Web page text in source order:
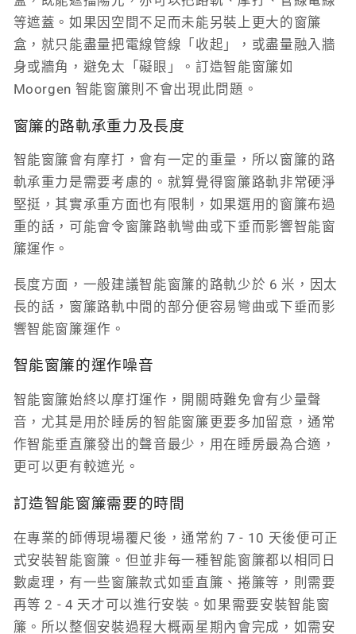
等遮蓋。如果因空間不足而未能另裝上更大的窗簾
盒，就只能盡量把電線管線「收起」，或盡量融入牆
身或牆角，避免太「礙眼」。訂造智能窗簾如
Moorgen 智能窗簾則不會出現此問題。
窗簾的路軌承重力及長度
智能窗簾會有摩打，會有一定的重量，所以窗簾的路
軌承重力是需要考慮的。就算覺得窗簾路軌非常硬淨
堅挺，其實承重方面也有限制，如果選用的窗簾布過
重的話，可能會令窗簾路軌彎曲或下垂而影響智能窗
簾運作。
長度方面，一般建議智能窗簾的路軌少於 6 米，因太
長的話，窗簾路軌中間的部分便容易彎曲或下垂而影
響智能窗簾運作。
智能窗簾的運作噪音
智能窗簾始終以摩打運作，開關時難免會有少量聲
音，尤其是用於睡房的智能窗簾更要多加留意，通常
作智能垂直簾發出的聲音最少，用在睡房最為合適，
更可以更有較遮光。
訂造智能窗簾需要的時間
在專業的師傅現場覆尺後，通常約 7 - 10 天後便可正
式安裝智能窗簾。但並非每一種智能窗簾都以相同日
數處理，有一些窗簾款式如垂直簾、捲簾等，則需要
再等 2 - 4 天才可以進行安裝。如果需要安裝智能窗
簾。所以整個安裝過程大概兩星期內會完成，如需安